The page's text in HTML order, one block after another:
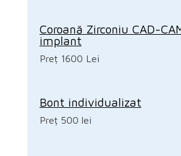
Coroană Zirconiu CAD-
implant
Preț 1600 Lei
Bont individualizat
Preț 500 lei